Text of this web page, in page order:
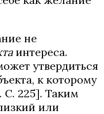
не
интереса.
утвердиться
к которому
С. 225]. Таким
или